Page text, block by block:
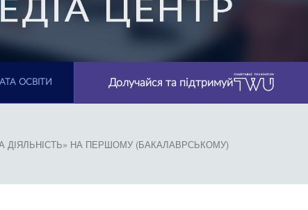
ОСВІТИ Долучайся та підтримуй
ДІЯЛЬНІСТЬ» НА ПЕРШОМУ (БАКАЛАВРСЬКОМУ)